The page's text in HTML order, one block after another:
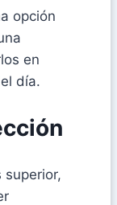
opción
en
día.
superior,